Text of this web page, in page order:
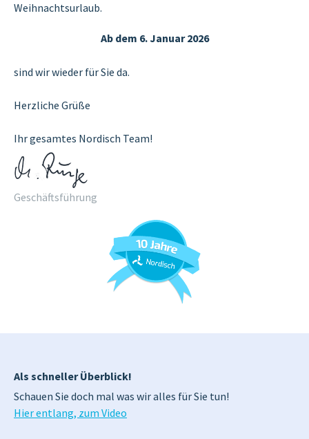
Weihnachtsurlaub.
Ab dem 6. Januar 2026
sind wir wieder für Sie da.
Herzliche Grüße
Ihr gesamtes Nordisch Team!
Geschäftsführung
Als schneller Überblick!
Schauen Sie doch mal was wir alles für Sie tun!
Hier entlang, zum Video